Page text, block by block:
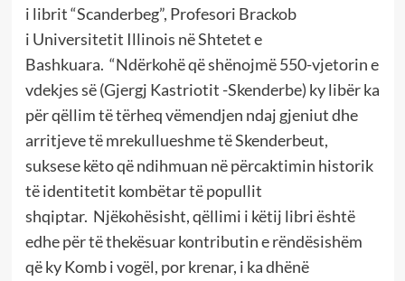
i librit “Scanderbeg”, Profesori Brackob
i Universitetit Illinois në Shtetet e
Bashkuara. “Ndërkohë që shënojmë 550-vjetorin e
vdekjes së (Gjergj Kastriotit -Skenderbe) ky libër ka
për qëllim të tërheq vëmendjen ndaj gjeniut dhe
arritjeve të mrekullueshme të Skenderbeut,
suksese këto që ndihmuan në përcaktimin historik
të identitetit kombëtar të popullit
shqiptar. Njëkohësisht, qëllimi i këtij libri është
edhe për të thekësuar kontributin e rëndësishëm
që ky Komb i vogël, por krenar, i ka dhënë